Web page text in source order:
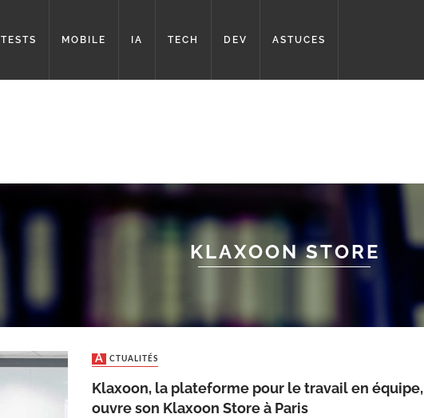
TESTS MOBILE IA TECH DEV ASTUCES
KLAXOON STORE
ACTUALITÉS
Klaxoon, la plateforme pour le travail en équipe,
ouvre son Klaxoon Store à Paris